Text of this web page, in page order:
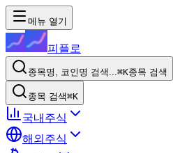
메뉴 열기
피플로
종목명, 코인명 검색...⌘K종목 검색
종목 검색⌘K
국내주식
해외주식